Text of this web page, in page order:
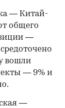
— Китай-
общего
—
вошли
— 9% и
—